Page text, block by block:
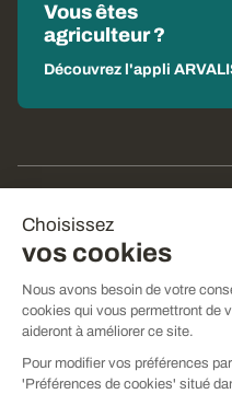
Choisissez
vos cookies
Nous avons besoin de votre
cookies qui vous permettront de
aideront à améliorer ce site.
Pour modifier vos préférences
'Préférences de cookies' situé
Vous êtes
agriculteur ?
Découvrez l'appli
Politique